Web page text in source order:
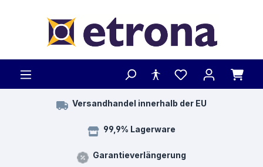
Versandhandel innerhalb der EU
99,9% Lagerware
Garantieverlängerung